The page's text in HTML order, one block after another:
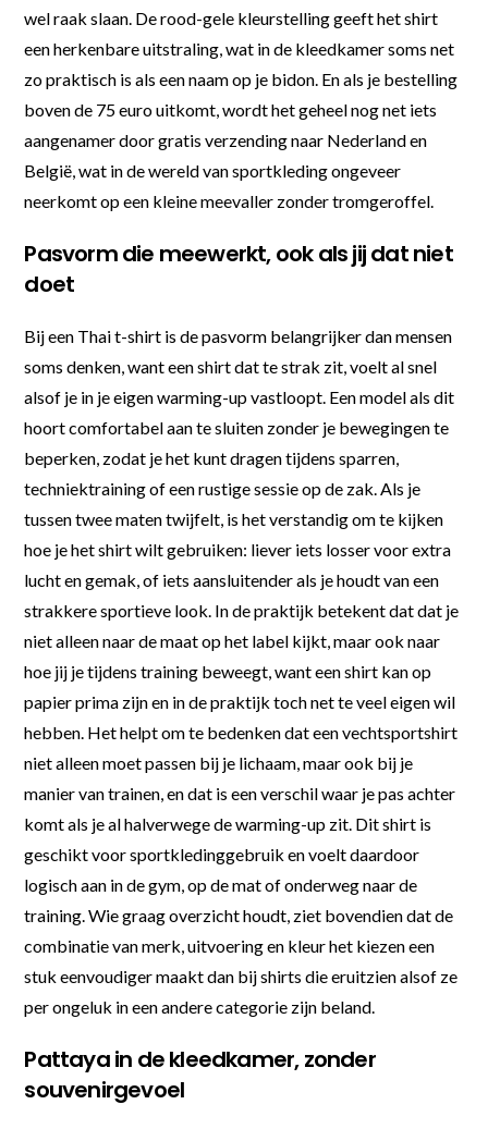
wel raak slaan. De rood-gele kleurstelling geeft het shirt
een herkenbare uitstraling, wat in de kleedkamer soms net
zo praktisch is als een naam op je bidon. En als je bestelling
boven de 75 euro uitkomt, wordt het geheel nog net iets
aangenamer door gratis verzending naar Nederland en
België, wat in de wereld van sportkleding ongeveer
neerkomt op een kleine meevaller zonder tromgeroffel.
Pasvorm die meewerkt, ook als jij dat niet
doet
Bij een Thai t-shirt is de pasvorm belangrijker dan mensen
soms denken, want een shirt dat te strak zit, voelt al snel
alsof je in je eigen warming-up vastloopt. Een model als dit
hoort comfortabel aan te sluiten zonder je bewegingen te
beperken, zodat je het kunt dragen tijdens sparren,
techniektraining of een rustige sessie op de zak. Als je
tussen twee maten twijfelt, is het verstandig om te kijken
hoe je het shirt wilt gebruiken: liever iets losser voor extra
lucht en gemak, of iets aansluitender als je houdt van een
strakkere sportieve look. In de praktijk betekent dat dat je
niet alleen naar de maat op het label kijkt, maar ook naar
hoe jij je tijdens training beweegt, want een shirt kan op
papier prima zijn en in de praktijk toch net te veel eigen wil
hebben. Het helpt om te bedenken dat een vechtsportshirt
niet alleen moet passen bij je lichaam, maar ook bij je
manier van trainen, en dat is een verschil waar je pas achter
komt als je al halverwege de warming-up zit. Dit shirt is
geschikt voor sportkledinggebruik en voelt daardoor
logisch aan in de gym, op de mat of onderweg naar de
training. Wie graag overzicht houdt, ziet bovendien dat de
combinatie van merk, uitvoering en kleur het kiezen een
stuk eenvoudiger maakt dan bij shirts die eruitzien alsof ze
per ongeluk in een andere categorie zijn beland.
Pattaya in de kleedkamer, zonder
souvenirgevoel